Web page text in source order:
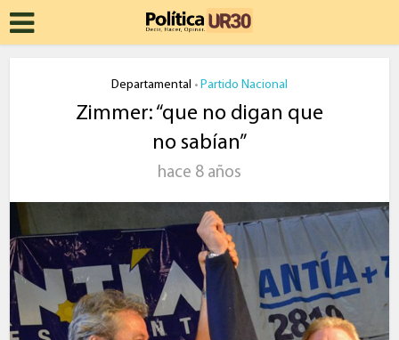
Departamental • Partido Nacional
Zimmer: “que no digan que
no sabían”
hace 8 años